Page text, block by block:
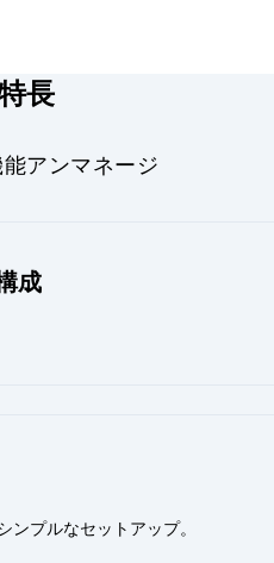
長
能アンマネージ
成
ンプルなセットアップ。